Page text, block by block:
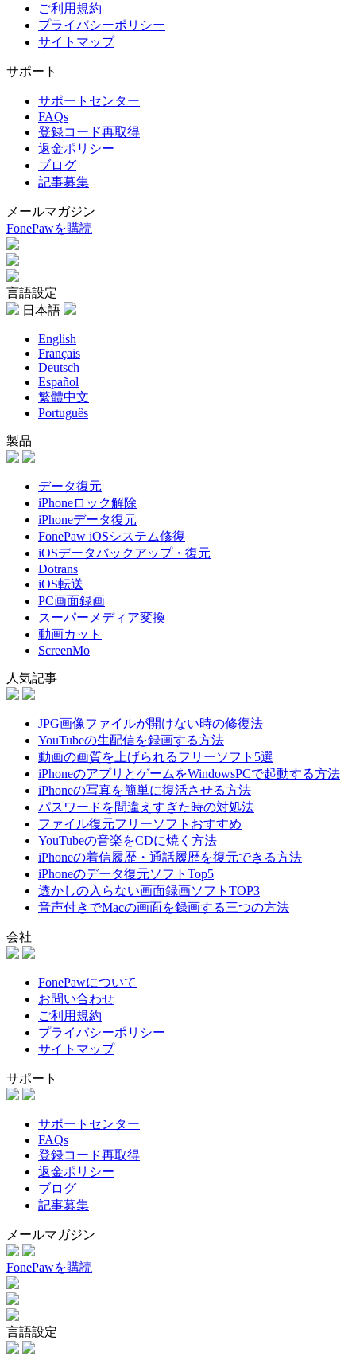
ご利用規約
プライバシーポリシー
サイトマップ
サポート
サポートセンター
FAQs
登録コード再取得
返金ポリシー
ブログ
記事募集
メールマガジン
FonePawを購読
言語設定
日本語
English
Français
Deutsch
Español
繁體中文
Português
製品
データ復元
iPhoneロック解除
iPhoneデータ復元
FonePaw iOSシステム修復
iOSデータバックアップ・復元
Dotrans
iOS転送
PC画面録画
スーパーメディア変換
動画カット
ScreenMo
人気記事
JPG画像ファイルが開けない時の修復法
YouTubeの生配信を録画する方法
動画の画質を上げられるフリーソフト5選
iPhoneのアプリとゲームをWindowsPCで起動する方法
iPhoneの写真を簡単に復活させる方法
パスワードを間違えすぎた時の対処法
ファイル復元フリーソフトおすすめ
YouTubeの音楽をCDに焼く方法
iPhoneの着信履歴・通話履歴を復元できる方法
iPhoneのデータ復元ソフトTop5
透かしの入らない画面録画ソフトTOP3
音声付きでMacの画面を録画する三つの方法
会社
FonePawについて
お問い合わせ
ご利用規約
プライバシーポリシー
サイトマップ
サポート
サポートセンター
FAQs
登録コード再取得
返金ポリシー
ブログ
記事募集
メールマガジン
FonePawを購読
言語設定